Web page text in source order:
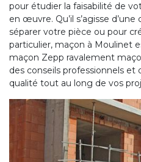
pour étudier la faisabilité de
en œuvre. Qu’il s’agisse
séparer votre pièce ou pour
particulier, maçon à Moulinet
maçon Zepp ravalement
des conseils professionnels
qualité tout au long de vos